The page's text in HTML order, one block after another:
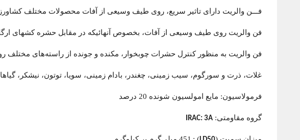
فـــن والریت دارای تاثیر سریع، روی طیف وسیعی از آفات محصولات مختلف
فن والریت روی طیف وسیعی از آفات، بخصوص آنهائیکه در مقابل حشره کشهای
فن والریت به منظور کنترل حشرات چوبخوار، مکنده و جونده از راسته‌های مختلف
غلات، ذرت و سورگوم، سیب زمینی، چغندر، بادام زمینی، سویا، توتون، نیشکر،
فرمولاسیون: مایع امولسیون شونده 20 درصد
گروه مقاومتی: IRAC: 3A